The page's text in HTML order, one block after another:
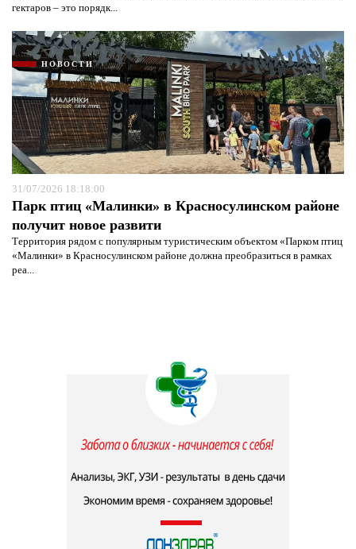
гектаров – это порядк...
НОВОСТИ
31/07/2026 18:18:00
Парк птиц «Малинки» в Красносулинском районе
получит новое развити
Территория рядом с популярным туристическим объектом «Парком птиц
«Малинки» в Красносулинском районе должна преобразиться в рамках
реа...